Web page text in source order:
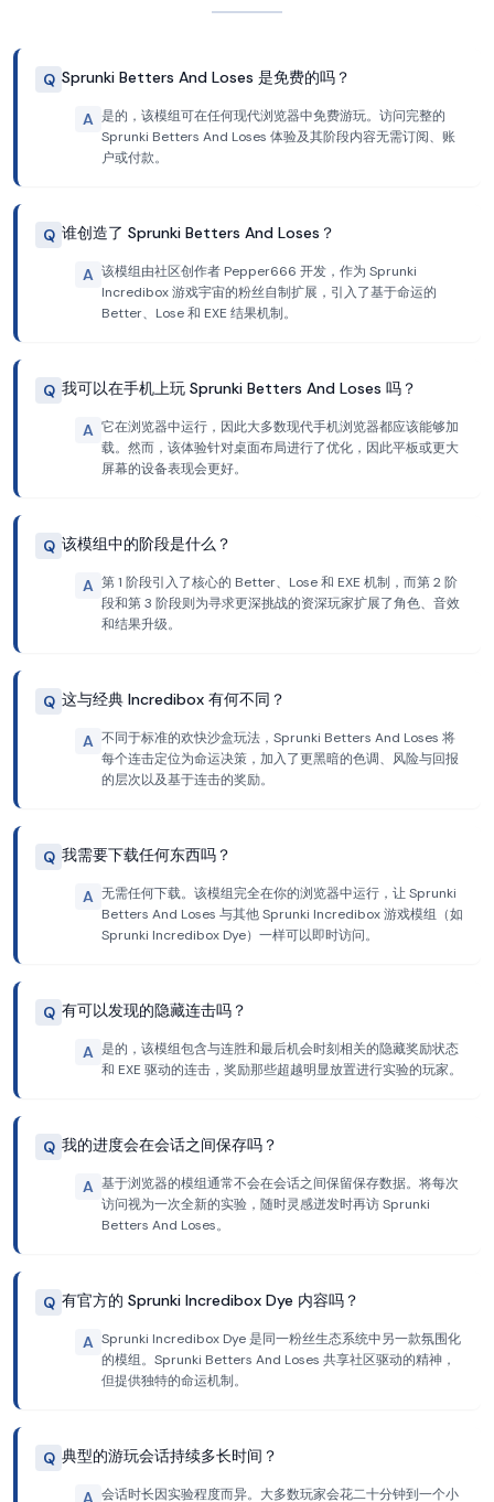
Q Sprunki Betters And Loses 是免费的吗？
A 是的，该模组可在任何现代浏览器中免费游玩。访问完整的
Sprunki Betters And Loses 体验及其阶段内容无需订阅、账
户或付款。
Q 谁创造了 Sprunki Betters And Loses？
A 该模组由社区创作者 Pepper666 开发，作为 Sprunki
Incredibox 游戏宇宙的粉丝自制扩展，引入了基于命运的
Better、Lose 和 EXE 结果机制。
Q 我可以在手机上玩 Sprunki Betters And Loses 吗？
A 它在浏览器中运行，因此大多数现代手机浏览器都应该能够加
载。然而，该体验针对桌面布局进行了优化，因此平板或更大
屏幕的设备表现会更好。
Q 该模组中的阶段是什么？
A 第 1 阶段引入了核心的 Better、Lose 和 EXE 机制，而第 2 阶
段和第 3 阶段则为寻求更深挑战的资深玩家扩展了角色、音效
和结果升级。
Q 这与经典 Incredibox 有何不同？
A 不同于标准的欢快沙盒玩法，Sprunki Betters And Loses 将
每个连击定位为命运决策，加入了更黑暗的色调、风险与回报
的层次以及基于连击的奖励。
Q 我需要下载任何东西吗？
A 无需任何下载。该模组完全在你的浏览器中运行，让 Sprunki
Betters And Loses 与其他 Sprunki Incredibox 游戏模组（如
Sprunki Incredibox Dye）一样可以即时访问。
Q 有可以发现的隐藏连击吗？
A 是的，该模组包含与连胜和最后机会时刻相关的隐藏奖励状态
和 EXE 驱动的连击，奖励那些超越明显放置进行实验的玩家。
Q 我的进度会在会话之间保存吗？
A 基于浏览器的模组通常不会在会话之间保留保存数据。将每次
访问视为一次全新的实验，随时灵感迸发时再访 Sprunki
Betters And Loses。
Q 有官方的 Sprunki Incredibox Dye 内容吗？
A Sprunki Incredibox Dye 是同一粉丝生态系统中另一款氛围化
的模组。Sprunki Betters And Loses 共享社区驱动的精神，
但提供独特的命运机制。
Q 典型的游玩会话持续多长时间？
A 会话时长因实验程度而异。大多数玩家会花二十分钟到一个小